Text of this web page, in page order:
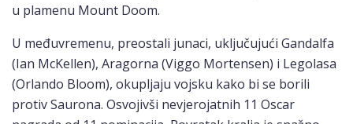
u plamenu Mount Doom.
U međuvremenu, preostali junaci, uključujući Gandalfa
(Ian McKellen), Aragorna (Viggo Mortensen) i Legolasa
(Orlando Bloom), okupljaju vojsku kako bi se borili
protiv Saurona. Osvojivši nevjerojatnih 11 Oscar